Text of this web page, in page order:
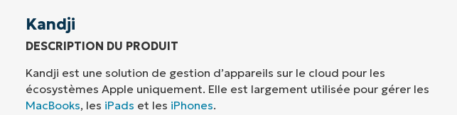
Kandji
DESCRIPTION DU PRODUIT
Kandji est une solution de gestion d’appareils sur le cloud pour les
écosystèmes Apple uniquement. Elle est largement utilisée pour gérer les
MacBooks, les iPads et les iPhones.